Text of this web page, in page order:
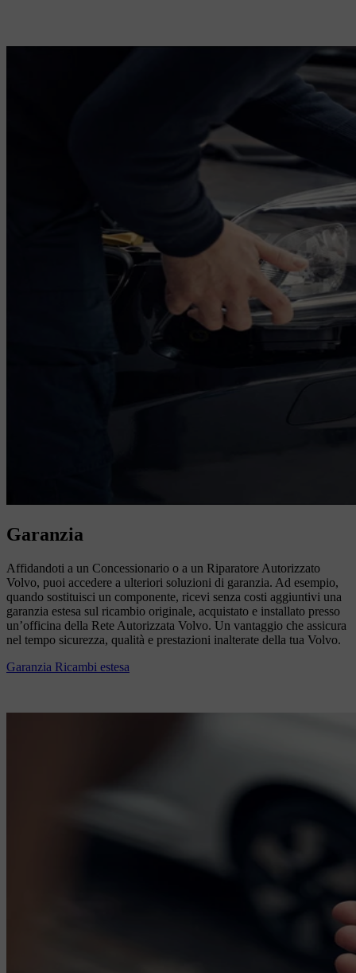
Garanzia
Affidandoti a un Concessionario o a un Riparatore Autorizzato
Volvo, puoi accedere a ulteriori soluzioni di garanzia. Ad esempio,
quando sostituisci un componente, ricevi senza costi aggiuntivi una
garanzia estesa sul ricambio originale, acquistato e installato presso
un’officina della Rete Autorizzata Volvo. Un vantaggio che assicura
nel tempo sicurezza, qualità e prestazioni inalterate della tua Volvo.
Garanzia Ricambi estesa